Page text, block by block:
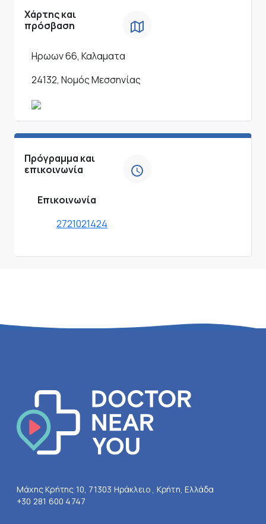
Χάρτης και
πρόσβαση
Ηρωων 66, Καλαματα
24132, Νομός Μεσσηνίας
Πρόγραμμα και
επικοινωνία
Επικοινωνία
2721021424
Μάχης Κρήτης 10, 71303 Ηράκλειο , Κρήτη, Ελλάδα
+30 281 600 4747